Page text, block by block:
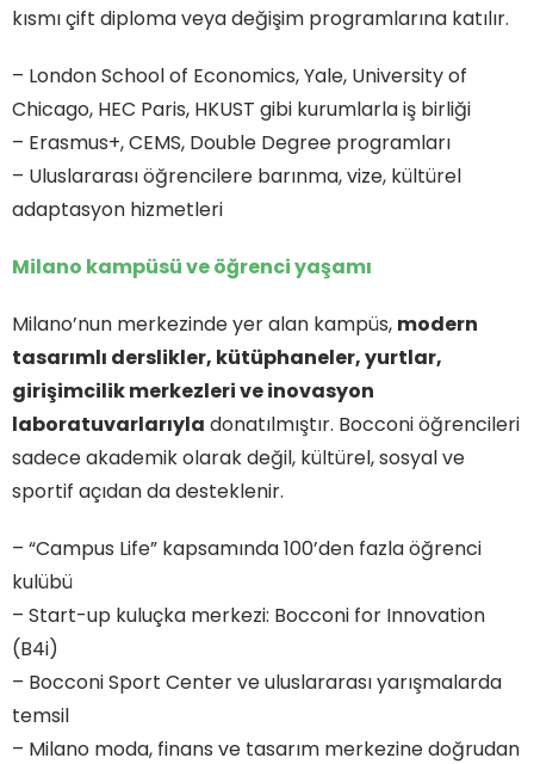
kısmı çift diploma veya değişim programlarına katılır.
– London School of Economics, Yale, University of
Chicago, HEC Paris, HKUST gibi kurumlarla iş birliği
– Erasmus+, CEMS, Double Degree programları
– Uluslararası öğrencilere barınma, vize, kültürel
adaptasyon hizmetleri
Milano kampüsü ve öğrenci yaşamı
Milano’nun merkezinde yer alan kampüs, modern
tasarımlı derslikler, kütüphaneler, yurtlar,
girişimcilik merkezleri ve inovasyon
laboratuvarlarıyla donatılmıştır. Bocconi öğrencileri
sadece akademik olarak değil, kültürel, sosyal ve
sportif açıdan da desteklenir.
– “Campus Life” kapsamında 100’den fazla öğrenci
kulübü
– Start-up kuluçka merkezi: Bocconi for Innovation
(B4i)
– Bocconi Sport Center ve uluslararası yarışmalarda
temsil
– Milano moda, finans ve tasarım merkezine doğrudan